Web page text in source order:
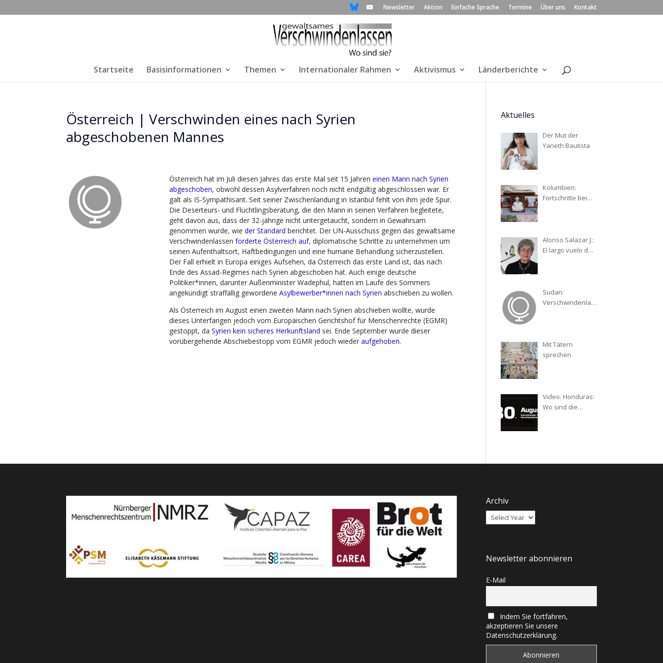
Newsletter Aktion Einfache Sprache Termine Über uns Kontakt
Startseite Basisinformationen Themen Internationaler Rahmen Aktivismus Länderberichte
Österreich | Verschwinden eines nach Syrien
abgeschobenen Mannes
Österreich hat im Juli diesen Jahres das erste Mal seit 15 Jahreneinen Mann nach Syrien
abgeschoben, obwohl dessen Asylverfahren noch nicht endgültig abgeschlossen war. Er
galt als IS-Sympathisant. Seit seiner Zwischenlandung in Istanbul fehlt von ihm jede Spur.
Die Deserteurs- und Flüchtlingsberatung, die den Mann in seinen Verfahren begleitete,
geht davon aus, dass der 32-jährige nicht untergetaucht, sondern in Gewahrsam
genommen wurde, wieder Standard berichtet. Der UN-Ausschuss gegen das gewaltsame
Verschwindenlassen forderte Österreich auf, diplomatische Schritte zu unternehmen um
seinen Aufenthaltsort, Haftbedingungen und eine humane Behandlung sicherzustellen.
Der Fall erhielt in Europa einiges Aufsehen, da Österreich das erste Land ist, das nach
Ende des Assad-Regimes nach Syrien abgeschoben hat. Auch einige deutsche
Politiker*innen, darunter Außenminister Wadephul, hatten im Laufe des Sommers
angekündigt straffällig gewordeneAsylbewerber*innen nach Syrien abschieben zu wollen.
Als Österreich im August einen zweiten Mann nach Syrien abschieben wollte, wurde
dieses Unterfangen jedoch vom Europäischen Gerichtshof für Menschenrechte (EGMR)
gestoppt, daSyrien kein sicheres Herkunftsland sei. Ende September wurde dieser
vorübergehende Abschiebestopp vom EGMR jedoch wiederaufgehoben.
Aktuelles
Der Mut der
Yaneth Bautista
Kolumbien:
Fortschritte bei
Alonso Salazar J.:
El largo vuelo del
desaparecido
Sudan:
Verschwindenlas
Mit Tätern
sprechen
Video: Honduras:
Wo sind die
Archiv
Newsletter abonnieren
E-Mail
Indem Sie fortfahren,
akzeptieren Sie unsere
Datenschutzerklärung.